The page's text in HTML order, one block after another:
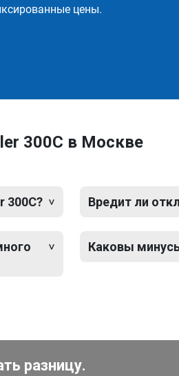
цены.
300C в Москве
300C? Вредит ли
Каковы
разницу.